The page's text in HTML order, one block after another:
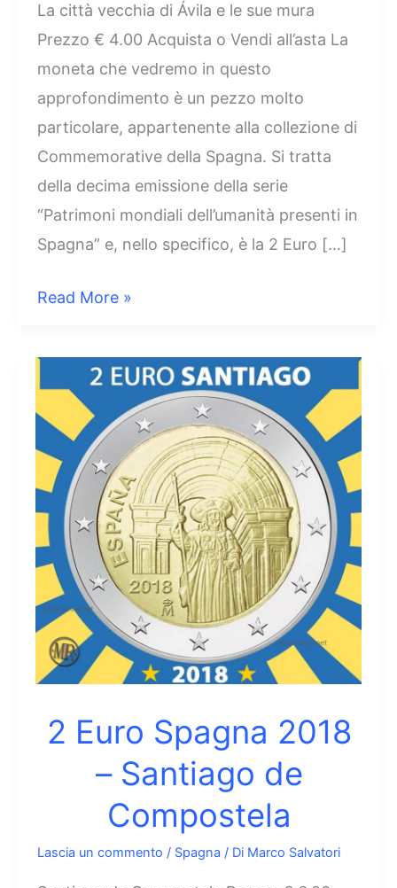
La città vecchia di Ávila e le sue mura
Prezzo € 4.00 Acquista o Vendi all’asta La
moneta che vedremo in questo
approfondimento è un pezzo molto
particolare, appartenente alla collezione di
Commemorative della Spagna. Si tratta
della decima emissione della serie
“Patrimoni mondiali dell’umanità presenti in
Spagna” e, nello specifico, è la 2 Euro […]
2
Spagna
2019
–
Città
Avila
Read More »
2 Euro Spagna 2018
– Santiago de
Compostela
Lascia un commento / Spagna / Di Marco Salvatori